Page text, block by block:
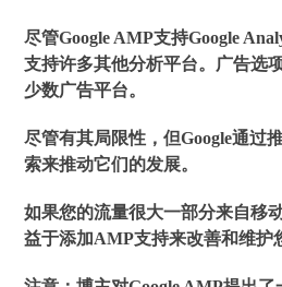
尽管Google AMP支持Google
支持许多其他分析平台。广告选
少数广告平台。
尽管有其局限性，但Google通过
索来推动它们的发展。
如果您的流量很大一部分来自移
益于添加AMP支持来改善和维护